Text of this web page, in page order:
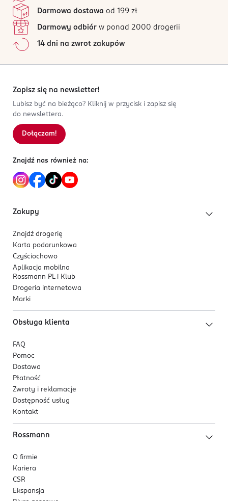
upraw ekologicznych.
GERM EXTRACT, LINALOOL, LIMONENE, CITRAL,
GERANIOL.
OSOBA/PODMIOT ODPOWIEDZIALNY
ROSSMANN SDP SP. z o.o.
św. Teresy 109
91-222 Łódź
Kod EAN
Jak działają opinie?
Darmowa dostawa od 199 zł
Darmowy odbiór w ponad 2000 drogerii
14 dni na zwrot zakupów
Zapisz się na newsletter!
Lubisz być na bieżąco? Kliknij w przycisk i zapisz się
do newslettera.
Dołączam!
Znajdź nas również na:
Zakupy
Znajdź drogerię
Karta podarunkowa
Czyściochowo
Aplikacja mobilna
Rossmann PL i Klub
Drogeria internetowa
Marki
Obsługa klienta
FAQ
Pomoc
Dostawa
Płatność
Zwroty i reklamacje
Dostępność usług
Kontakt
Rossmann
O firmie
Kariera
CSR
Ekspansja